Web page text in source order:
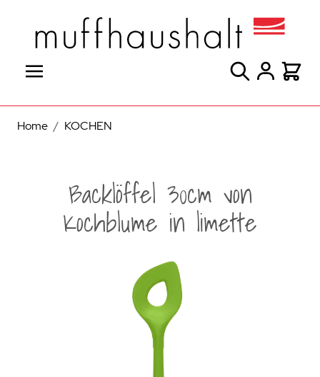
Suche
Home / KOCHEN
Backlöffel 30cm von
Kochblume in limette